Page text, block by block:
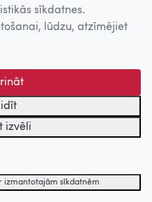
sīkdatnes.
lūdzu, atzīmējiet
izvēli
izmantotajām sīkdatnēm